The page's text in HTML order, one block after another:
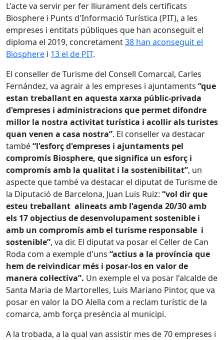
L'acte va servir per fer lliurament dels certificats
Biosphere i Punts d'Informació Turística (PIT), a les
empreses i entitats públiques que han aconseguit el
diploma el 2019, concretament38 han aconseguit el
Biosphere i 13 el de PIT.
El conseller de Turisme del Consell Comarcal, Carles
Fernández, va agrair a les empreses i ajuntaments “que
estan treballant en aquesta xarxa públic-privada
d'empreses i administracions que permet difondre
millor la nostra activitat turística i acollir als turistes
quan venen a casa nostra”. El conseller va destacar
també“l'esforç d'empreses i ajuntaments pel
compromís Biosphere, que significa un esforç i
compromís amb la qualitat i la sostenibilitat”, un
aspecte que també va destacar el diputat de Turisme de
la Diputació de Barcelona, Juan Luis Ruiz: “vol dir que
esteu treballant alineats amb l'agenda 20/30 amb
els 17 objectius de desenvolupament sostenible i
amb un compromís amb el turisme responsable i
sostenible”, va dir. El diputat va posar el Celler de Can
Roda com a exemple d'uns “actius a la província que
hem de reivindicar més i posar-los en valor de
manera col·lectiva”. Un exemple el va posar l'alcalde de
Santa Maria de Martorelles, Luis Mariano Pintor, que va
posar en valor la DO Alella com a reclam turístic de la
comarca, amb força presència al municipi.
A la trobada, a la qual van assistir mes de 70 empreses i